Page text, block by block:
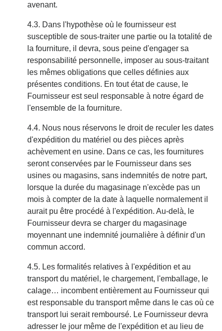
avenant.
4.3. Dans l'hypothèse où le fournisseur est
susceptible de sous-traiter une partie ou la totalité de
la fourniture, il devra, sous peine d'engager sa
responsabilité personnelle, imposer au sous-traitant
les mêmes obligations que celles définies aux
présentes conditions. En tout état de cause, le
Fournisseur est seul responsable à notre égard de
l'ensemble de la fourniture.
4.4. Nous nous réservons le droit de reculer les dates
d'expédition du matériel ou des pièces après
achèvement en usine. Dans ce cas, les fournitures
seront conservées par le Fournisseur dans ses
usines ou magasins, sans indemnités de notre part,
lorsque la durée du magasinage n'excède pas un
mois à compter de la date à laquelle normalement il
aurait pu être procédé à l'expédition. Au-delà, le
Fournisseur devra se charger du magasinage
moyennant une indemnité journalière à définir d'un
commun accord.
4.5. Les formalités relatives à l'expédition et au
transport du matériel, le chargement, l'emballage, le
calage… incombent entièrement au Fournisseur qui
est responsable du transport même dans le cas où ce
transport lui serait remboursé. Le Fournisseur devra
adresser le jour même de l'expédition et au lieu de